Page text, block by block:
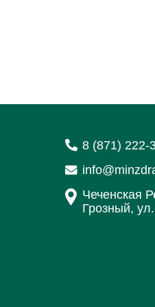
8 (871) 222-
Чеченская
Грозный,